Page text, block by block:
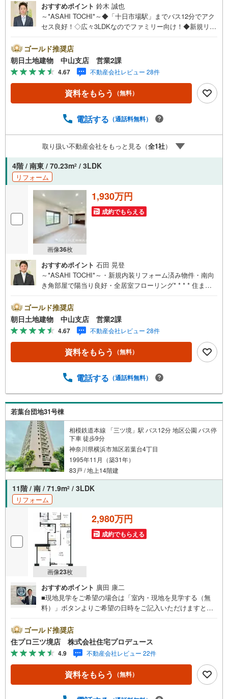
おすすめポイント 鈴木 誠也
～*ASAHI TOCHI*～◆「十日市場駅」までバス12分でアク
セス良好！◇広々3LDKなのでファミリー向け！◆新規リフ
燥機と食器洗浄機付！* * * * 住まい、安心のおとりつぎ * *
* *おかげさまで42周年を迎えることができました♪ご成約
件数7万件達成!!☆当日のご見学も対応可能です！☆JR横浜
線「中山」駅徒歩1分！☆ご予約は『朝日土地建物中山店』
まで！朝日土地建物グループは地域密着を合言葉に全13店
舗でその地域No.1を目指しております。広告掲載していな
なぁ・・頭金無くても平気・・？お家の買替えってどうす
資格者が丁寧にご説明させていただきます！お問い合わせ
をお待ちしております!!
ゴールド推奨店
朝日土地建物 中山支店 営業2課
4.67 不動産会社レビュー 28件
資料をもらう （無料）
電話する （通話料無料）
取り扱い不動産会社をもっと見る（全1社）
4階 / 南東 / 70.23m2 / 3LDK
リフォーム
画像36枚
1,930万円
成約でもらえる
おすすめポイント 石田 晃登
～*ASAHI TOCHI*～・新規内装リフォーム済み物件・南向
き角部屋で陽当り良好・全居室フローリング* * * * 住ま
ことができました！ご成約件数6万件達成!!・当日のご見学
も対応可能です！・JR横浜線「中山」駅徒歩1分！・ご予
約は『朝日土地建物中山店』まで！朝日土地建物グループ
は地域密着を合言葉に全13店舗でその地域No.1を目指して
おります。広告掲載していない物件も多数ございます。
色々廻ったけど良い物件が無いなぁ・・頭金無くても平
でもお気軽にご相談ください！有資格者が丁寧にご説明さ
域密着だからこそ‥豊富な物件情報と“街”のご紹介我々だか
らこその‥ご提案とおもてなし心から「よかった」と思え
る住まい、安心のおとりつぎ。朝日土地建物中山支店でご
来店をお待ちしております！
ゴールド推奨店
朝日土地建物 中山支店 営業2課
4.67 不動産会社レビュー 28件
資料をもらう （無料）
電話する （通話料無料）
若葉台団地31号棟
相模鉄道本線 「三ツ境」駅 バス12分 地区公園 バス停
下車 徒歩9分
神奈川県横浜市旭区若葉台4丁目
1995年11月（築31年）
83戸 / 地上14階建
11階 / 南 / 71.9m2 / 3LDK
リフォーム
画像23枚
2,980万円
成約でもらえる
おすすめポイント 廣田 康二
■現地見学をご希望の場合は「室内・現地を見学する（無
料）」ボタンよりご希望の日時をご記入いただけますとス
泉区・戸塚区・保土ケ谷区・大和市の不動産売買専門会社
です！ 最新物件情報や当社限定の物件情報も多数ご用意！
お気軽にお問合せ下さい!! -------------- 弊社独自の住宅ローン
提案システム 弊社ではファイナンシャル専門スタッフによ
る【丁寧な資金アドバイス】【ファイナンシャルプラン提
案書の作成】を随時行っております。意外に知らないお客
ゴールド推奨店
住プロ三ツ境店 株式会社住宅プロデュース
4.9 不動産会社レビュー 22件
資料をもらう （無料）